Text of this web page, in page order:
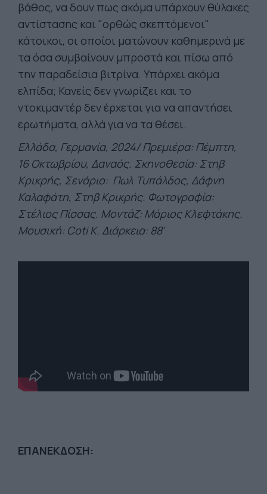
βάθος, να δουν πως ακόμα υπάρχουν θύλακες
αντίστασης και "ορθώς σκεπτόμενοι"
κάτοικοι, οι οποίοι ματώνουν καθημερινά με
τα όσα συμβαίνουν μπροστά και πίσω από
την παραδείσια βιτρίνα. Υπάρχει ακόμα
ελπίδα; Κανείς δεν γνωρίζει και το
ντοκιμαντέρ δεν έρχεται για να απαντήσει
ερωτήματα, αλλά για να τα θέσει.
Ελλάδα, Γερμανία, 2024/ Πρεμιέρα: Πέμπτη,
16 Οκτωβρίου, Δαναός. Σκηνοθεσία: Στηβ
Κρικρής, Σενάριο: Πωλ Τυπάλδος, Δάφνη
Καλαφάτη, Στηβ Κρικρής. Φωτογραφία:
Στέλιος Πίσσας. Μοντάζ: Μάριος Κλεφτάκης.
Μουσική: Coti K. Διάρκεια: 88'
ΕΠΑΝΕΚΔΟΣΗ: